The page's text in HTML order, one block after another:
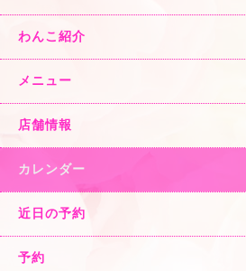
わんこ紹介
メニュー
店舗情報
カレンダー
近日の予約
予約